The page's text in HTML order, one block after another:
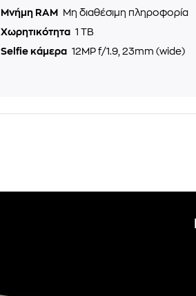
Μνήμη RAM
Μη διαθέσιμη πληροφορία
Χωρητικότητα 1 TB
Selfie κάμερα 12MP f/1.9, 23mm (wide)